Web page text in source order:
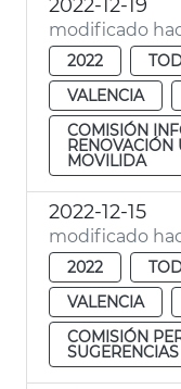
2022-12-19
modificado
2022
VALENCIA
COMISIÓN
RENOVACIÓN
MOVILIDA
2022-12-15
modificado
2022
VALENCIA
COMISIÓN